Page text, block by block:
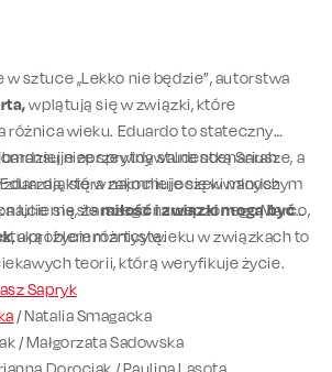
w sztuce „Lekko nie będzie”, autorstwa
wplątują się w związki, które
różnica wieku. Eduardo to stateczny
ze sprytną studentką Sarah.
która zakochuje się w młodszym
Julie ma starszego narzeczonego Marco,
i życiem artystę.
nieprzewidywalne scenariusze, a
się w najmniej oczekiwanych
się, żemiłość i związki mogą być
, a problem różnicy wieku w związkach to
teorii, którą weryfikuje życie.
Sapryk
/ Natalia Smagacka
/ Małgorzata Sadowska